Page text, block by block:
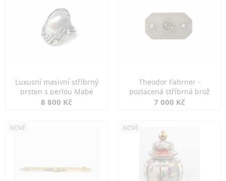
Luxusní masivní stříbrný
prsten s perlou Mabé
8 800 Kč
Theodor Fahrner -
pozlacená stříbrná brož
7 000 Kč
NOVÉ NOVÉ